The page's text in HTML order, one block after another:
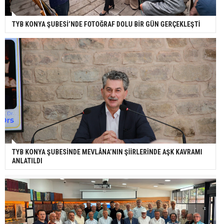
TYB KONYA ŞUBESİ’NDE FOTOĞRAF DOLU BİR GÜN GERÇEKLEŞTİ
TYB KONYA ŞUBESİNDE MEVLÂNA’NIN ŞİİRLERİNDE AŞK KAVRAMI
ANLATILDI